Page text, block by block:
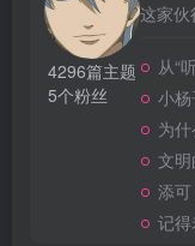
4296篇主题
5个粉丝
这家伙
从“
小
为什
文
添
记得